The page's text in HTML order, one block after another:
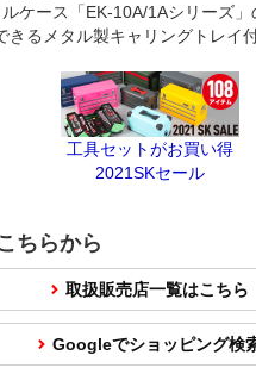
ケース「EK-10A/1Aシリーズ
きるメタル製キャリングトレイ付
工具セットがお買い得
2021SKセール
ちらから
取扱販売店一覧はこちら
Googleでショッピング検